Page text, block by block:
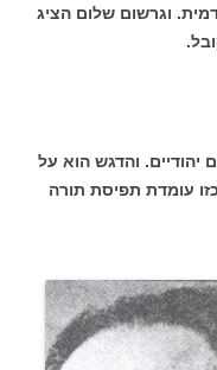
וגרשום שלום הציג
והדגש הוא על
עומדת תפיסת תורה